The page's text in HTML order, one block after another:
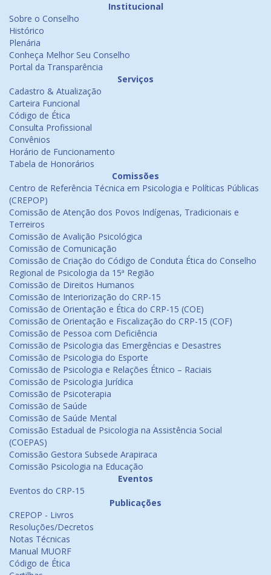
Institucional
Sobre o Conselho
Histórico
Plenária
Conheça Melhor Seu Conselho
Portal da Transparência
Serviços
Cadastro & Atualização
Carteira Funcional
Código de Ética
Consulta Profissional
Convênios
Horário de Funcionamento
Tabela de Honorários
Comissões
Centro de Referência Técnica em Psicologia e Políticas Públicas
(CREPOP)
Comissão de Atenção dos Povos Indígenas, Tradicionais e
Terreiros
Comissão de Avalição Psicológica
Comissão de Comunicação
Comissão de Criação do Código de Conduta Ética do Conselho
Regional de Psicologia da 15ª Região
Comissão de Direitos Humanos
Comissão de Interiorização do CRP-15
Comissão de Orientação e Ética do CRP-15 (COE)
Comissão de Orientação e Fiscalização do CRP-15 (COF)
Comissão de Pessoa com Deficiência
Comissão de Psicologia das Emergências e Desastres
Comissão de Psicologia do Esporte
Comissão de Psicologia e Relações Étnico – Raciais
Comissão de Psicologia Jurídica
Comissão de Psicoterapia
Comissão de Saúde
Comissão de Saúde Mental
Comissão Estadual de Psicologia na Assistência Social
(COEPAS)
Comissão Gestora Subsede Arapiraca
Comissão Psicologia na Educação
Eventos
Eventos do CRP-15
Publicações
CREPOP - Livros
Resoluções/Decretos
Notas Técnicas
Manual MUORF
Código de Ética